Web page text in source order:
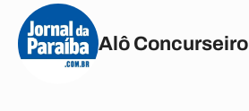
Alô Concurseiro